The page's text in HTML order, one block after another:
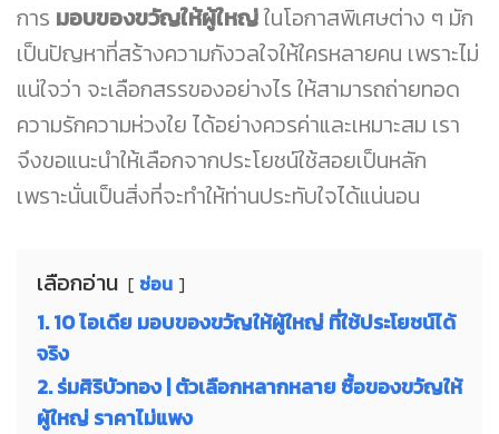
การ มอบของขวัญให้ผู้ใหญ่ในโอกาสพิเศษต่าง ๆ มัก
เป็นปัญหาที่สร้างความกังวลใจให้ใครหลายคน เพราะไม่
แน่ใจว่า จะเลือกสรรของอย่างไร ให้สามารถถ่ายทอด
ความรักความห่วงใย ได้อย่างควรค่าและเหมาะสม เรา
จึงขอแนะนำให้เลือกจากประโยชน์ใช้สอยเป็นหลัก
เพราะนั่นเป็นสิ่งที่จะทำให้ท่านประทับใจได้แน่นอน
เลือกอ่าน ซ่อน
1. 10 ไอเดีย มอบของขวัญให้ผู้ใหญ่ ที่ใช้ประโยชน์ได้
จริง
2. ร่มศิริบัวทอง | ตัวเลือกหลากหลาย ซื้อของขวัญให้
ผู้ใหญ่ ราคาไม่แพง